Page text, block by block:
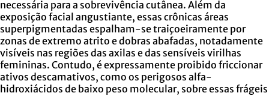
necessária para a sobrevivência cutânea. Além da
exposição facial angustiante, essas crônicas áreas
superpigmentadas espalham-se traiçoeiramente por
zonas de extremo atrito e dobras abafadas, notadamente
visíveis nas regiões das axilas e das sensíveis virilhas
femininas. Contudo, é expressamente proibido friccionar
ativos descamativos, como os perigosos alfa-
hidroxiácidos de baixo peso molecular, sobre essas frágeis